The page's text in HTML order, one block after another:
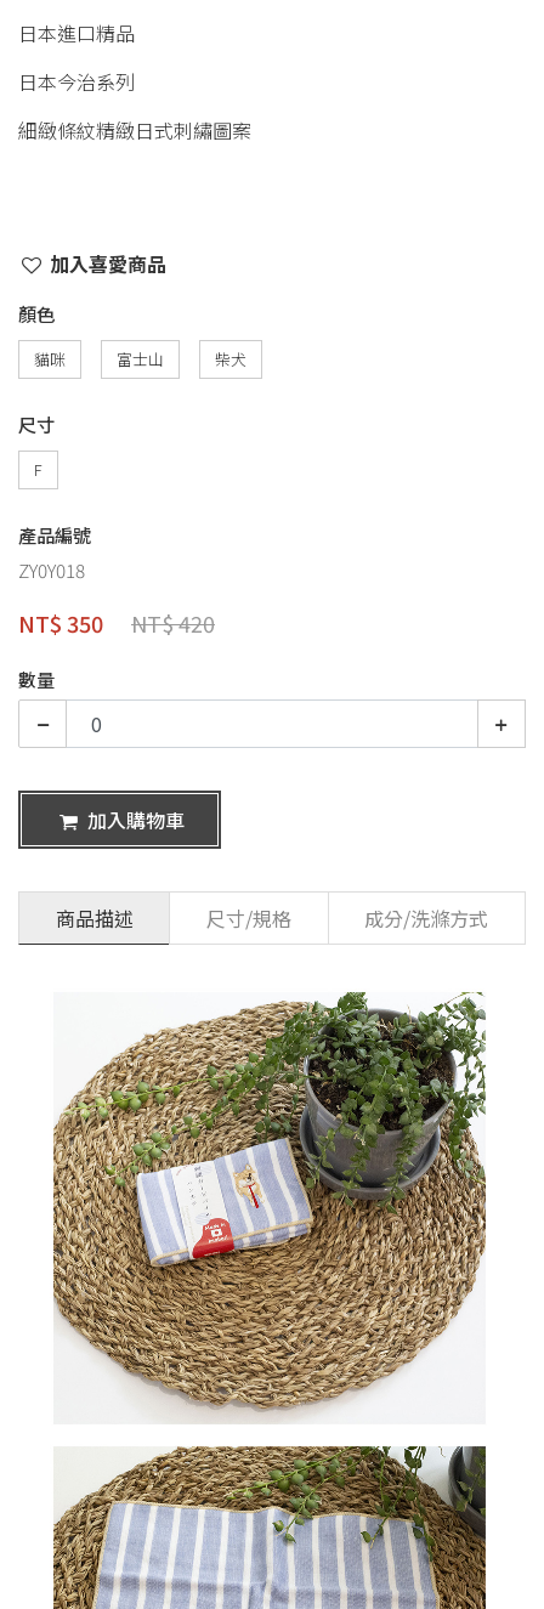
日本進口精品
日本今治系列
細緻條紋精緻日式刺繡圖案
加入喜愛商品
顏色
貓咪 富士山 柴犬
尺寸
F
產品編號
ZY0Y018
NT$ 350 NT$ 420
數量
加入購物車
商品描述 尺寸/規格 成分/洗滌方式